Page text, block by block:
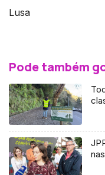
Lusa
Pode também